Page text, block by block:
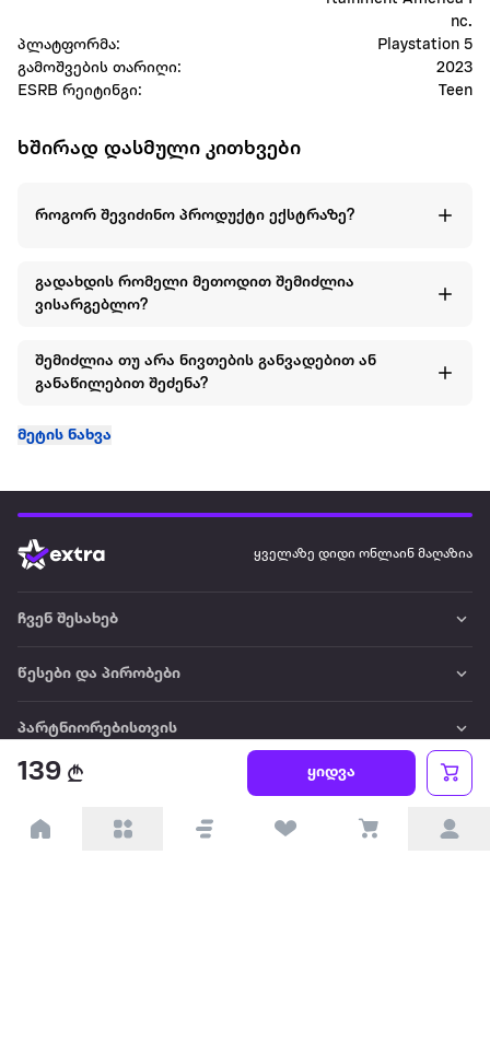
139 ყიდვა
nc.
პლატფორმა:
Playstation 5
გამოშვების თარიღი:
2023
ESRB რეიტინგი:
Teen
ხშირად დასმული კითხვები
როგორ შევიძინო პროდუქტი ექსტრაზე?
გადახდის რომელი მეთოდით შემიძლია
ვისარგებლო?
შემიძლია თუ არა ნივთების განვადებით ან
განაწილებით შეძენა?
მეტის ნახვა
ყველაზე დიდი ონლაინ მაღაზია
ჩვენ შესახებ
წესები და პირობები
პარტნიორებისთვის
ტრენდული
პოპულარული